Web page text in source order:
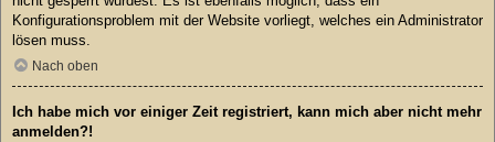
Konfigurationsproblem mit der Website vorliegt, welches ein Administrator
lösen muss.
Nach oben
Ich habe mich vor einiger Zeit registriert, kann mich aber nicht mehr
anmelden?!